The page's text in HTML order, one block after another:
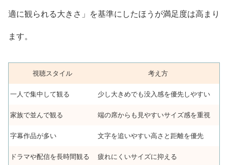
適に観られる大きさ」を基準にしたほうが満足度は高まり
ます。
視聴スタイル 考え方
一人で集中して観る 少し大きめでも没入感を優先しやすい
家族で並んで観る 端の席からも見やすいサイズ感を重視
字幕作品が多い 文字を追いやすい高さと距離を優先
ドラマや配信を長時間観る 疲れにくいサイズに抑える